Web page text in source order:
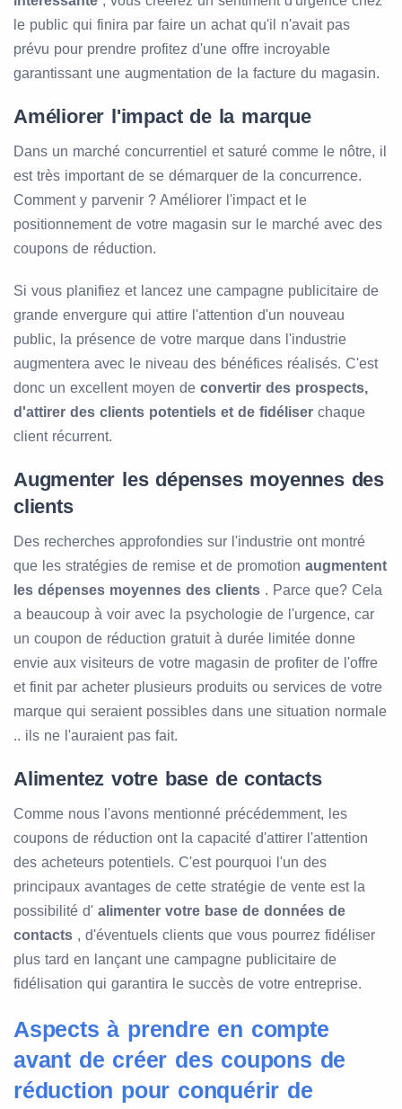
le public qui finira par faire un achat qu'il n'avait pas
prévu pour prendre profitez d'une offre incroyable
garantissant une augmentation de la facture du magasin.
Améliorer l'impact de la marque
Dans un marché concurrentiel et saturé comme le nôtre, il
est très important de se démarquer de la concurrence.
Comment y parvenir ? Améliorer l'impact et le
positionnement de votre magasin sur le marché avec des
coupons de réduction.
Si vous planifiez et lancez une campagne publicitaire de
grande envergure qui attire l'attention d'un nouveau
public, la présence de votre marque dans l'industrie
augmentera avec le niveau des bénéfices réalisés. C'est
donc un excellent moyen de convertir des prospects,
d'attirer des clients potentiels et de fidéliser chaque
client récurrent.
Augmenter les dépenses moyennes des
clients
Des recherches approfondies sur l'industrie ont montré
que les stratégies de remise et de promotion augmentent
les dépenses moyennes des clients . Parce que? Cela
a beaucoup à voir avec la psychologie de l'urgence, car
un coupon de réduction gratuit à durée limitée donne
envie aux visiteurs de votre magasin de profiter de l'offre
et finit par acheter plusieurs produits ou services de votre
marque qui seraient possibles dans une situation normale
.. ils ne l'auraient pas fait.
Alimentez votre base de contacts
Comme nous l'avons mentionné précédemment, les
coupons de réduction ont la capacité d'attirer l'attention
des acheteurs potentiels. C'est pourquoi l'un des
principaux avantages de cette stratégie de vente est la
possibilité d' alimenter votre base de données de
contacts , d'éventuels clients que vous pourrez fidéliser
plus tard en lançant une campagne publicitaire de
fidélisation qui garantira le succès de votre entreprise.
Aspects à prendre en compte
avant de créer des coupons de
réduction pour conquérir de